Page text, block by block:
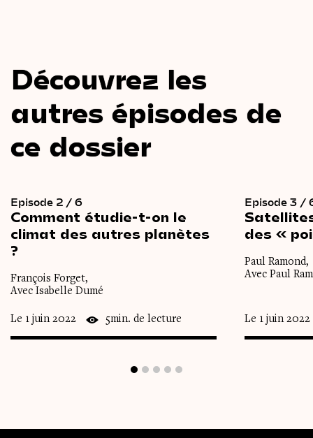
Découvrez les
autres épisodes de
ce dossier
Episode 2 / 6
Comment étudie-t-on le
climat des autres planètes
?
François Forget,
Avec Isabelle Dumé
Le 1 juin 2022 5min. de lecture
Episode 3 /
des «
Paul Ramond,
Avec Paul
Le 1 juin 2022